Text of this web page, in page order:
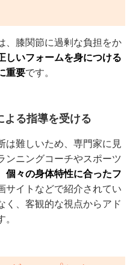
、膝関節に過剰な負担をか
しいフォームを身につける
重要です。
よる指導を受ける
は難しいため、専門家に見
ンニングコーチやスポーツ
個々の身体特性に合ったフ
サイトなどで紹介されてい
く、客観的な視点からアド